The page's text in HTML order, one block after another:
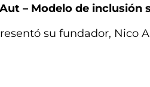
– Modelo de inclusión
su fundador, Nico